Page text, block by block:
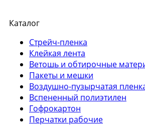
Каталог
Стрейч-пленка
Клейкая лента
Ветошь и обтирочные
Пакеты и мешки
Воздушно-пузырчатая
Вспененный полиэтилен
Гофрокартон
Перчатки рабочие